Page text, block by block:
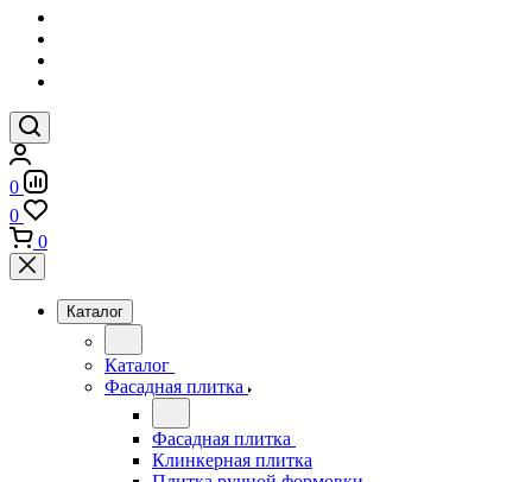
0
0
0
Каталог
Каталог
Фасадная плитка
Фасадная плитка
Клинкерная плитка